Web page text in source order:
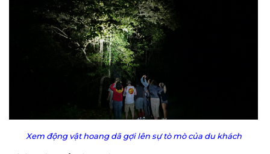
Xem động vật hoang dã gợi lên sự tò mò của du khách